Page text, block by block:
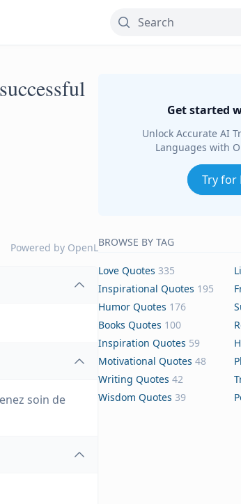
Powered by OpenL
soin de
Get started
Unlock Accurate AI
Languages with
Try for
BROWSE BY TAG
Love Quotes 335
Inspirational Quotes 195
Humor Quotes 176
Books Quotes 100
Inspiration Quotes 59
Motivational Quotes 48
Writing Quotes 42
Wisdom Quotes 39